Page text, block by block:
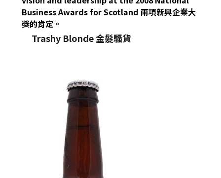
Business Awards for Scotland 兩項新興企業大
獎的肯定。
Trashy Blonde 金髮騷貨